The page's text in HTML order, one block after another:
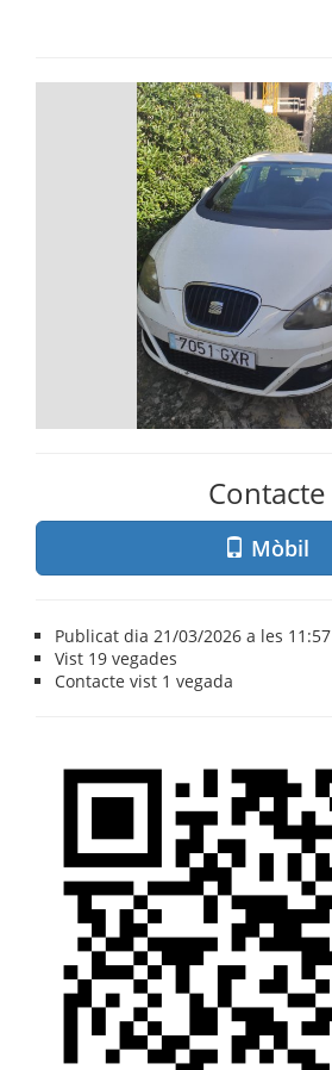
Contacte
Mòbil
Publicat dia 21/03/2026 a les 11:57
Vist 19 vegades
Contacte vist 1 vegada